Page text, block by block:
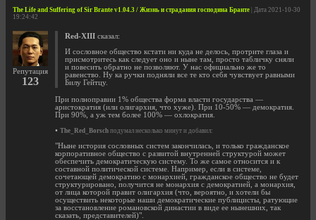
The Life and Suffering of Sir Brante v1.04.3 / Жизнь и страдания господина Бранте | Дата 2021-10-30
19:24:42
Репутация
123
Red-XIII сказал:
И сословное общество кстати ни куда не делось, протрите глаза и
присмотритесь как следует оно и ныне там, просто табличку сняли
и повесить обратно не позволяют. У нас официально же то
равенство. Ну ка ручки подняли все те кто себя чувствует равными
Билу Гейтцу.
При полноправии 1% общества форма власти государства —
аристократия (или олигархия, что хуже). При 10-50% — демократия.
При 90%, а уж тем более 100% — охлократия.
• The_Red_Borsch подумал несколько минут и добавил:
"Ныне история сословных систем закончилась, и только гражданское
корпоративное общество с развитой внутренней структурой может
обеспечить демократическую систему. То же самое относится и к
составной политической системе. Например, если в системе,
сочетающей демократию с монархией, гражданское общество не будет
структурировано, получится не монархия с демократией, а монархия,
от лица которой правит олигархия (что, вероятно, и хотели бы
осуществить некоторые наши демократические публицисты, ратующие
за восстановление романовской династии в виде ее нынешних, так
сказать, представителей)".